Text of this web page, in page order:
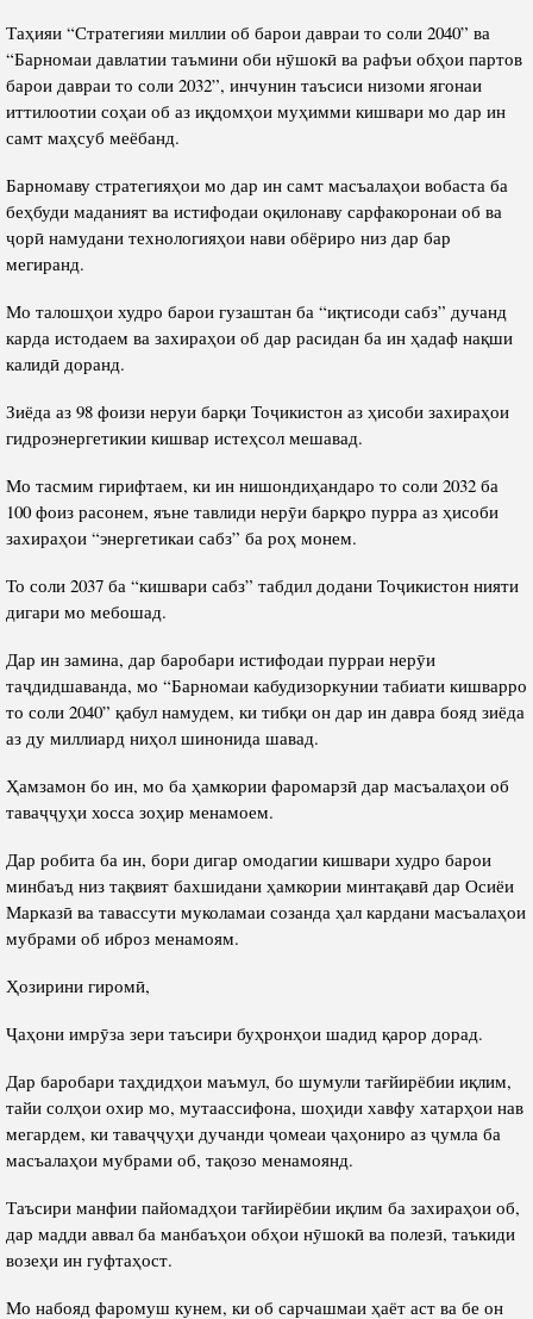
Таҳияи “Стратегияи миллии об барои давраи то соли 2040” ва
“Барномаи давлатии таъмини оби нӯшокӣ ва рафъи обҳои партов
барои давраи то соли 2032”, инчунин таъсиси низоми ягонаи
иттилоотии соҳаи об аз иқдомҳои муҳимми кишвари мо дар ин
самт маҳсуб меёбанд.
Барномаву стратегияҳои мо дар ин самт масъалаҳои вобаста ба
беҳбуди маданият ва истифодаи оқилонаву сарфакоронаи об ва
ҷорӣ намудани технологияҳои нави обёриро низ дар бар
мегиранд.
Мо талошҳои худро барои гузаштан ба “иқтисоди сабз” дучанд
карда истодаем ва захираҳои об дар расидан ба ин ҳадаф нақши
калидӣ доранд.
Зиёда аз 98 фоизи неруи барқи Тоҷикистон аз ҳисоби захираҳои
гидроэнергетикии кишвар истеҳсол мешавад.
Мо тасмим гирифтаем, ки ин нишондиҳандаро то соли 2032 ба
100 фоиз расонем, яъне тавлиди нерӯи барқро пурра аз ҳисоби
захираҳои “энергетикаи сабз” ба роҳ монем.
То соли 2037 ба “кишвари сабз” табдил додани Тоҷикистон нияти
дигари мо мебошад.
Дар ин замина, дар баробари истифодаи пурраи нерӯи
таҷдидшаванда, мо “Барномаи кабудизоркунии табиати кишварро
то соли 2040” қабул намудем, ки тибқи он дар ин давра бояд зиёда
аз ду миллиард ниҳол шинонида шавад.
Ҳамзамон бо ин, мо ба ҳамкории фаромарзӣ дар масъалаҳои об
таваҷҷуҳи хосса зоҳир менамоем.
Дар робита ба ин, бори дигар омодагии кишвари худро барои
минбаъд низ тақвият бахшидани ҳамкории минтақавӣ дар Осиёи
Марказӣ ва тавассути муколамаи созанда ҳал кардани масъалаҳои
мубрами об иброз менамоям.
Ҳозирини гиромӣ,
Ҷаҳони имрӯза зери таъсири буҳронҳои шадид қарор дорад.
Дар баробари таҳдидҳои маъмул, бо шумули тағйирёбии иқлим,
тайи солҳои охир мо, мутаассифона, шоҳиди хавфу хатарҳои нав
мегардем, ки таваҷҷуҳи дучанди ҷомеаи ҷаҳониро аз ҷумла ба
масъалаҳои мубрами об, тақозо менамоянд.
Таъсири манфии пайомадҳои тағйирёбии иқлим ба захираҳои об,
дар мадди аввал ба манбаъҳои обҳои нӯшокӣ ва полезӣ, таъкиди
возеҳи ин гуфтаҳост.
Мо набояд фаромуш кунем, ки об сарчашмаи ҳаёт аст ва бе он